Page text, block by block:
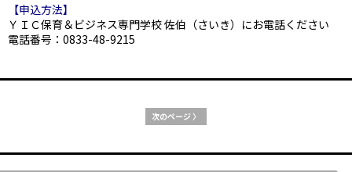
【申込方法】
ＹＩＣ保育＆ビジネス専門学校 佐伯（さいき）にお電話ください
電話番号：0833-48-9215
次のページ 〉